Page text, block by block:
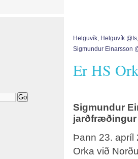
Helguvík, Helguvík @is
Sigmundur Einarsson
Er HS
Sigmundur
jarðfræðingur
Þann 23. apríl
Orka við